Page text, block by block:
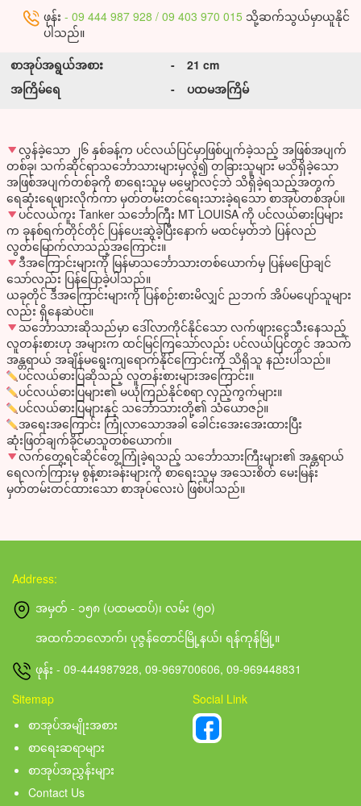
ဖုန်း- 09 444 987 928 / 09 403 970 015 သို့ဆက်သွယ်မှာယူနိုင်
ပါသည်။
စာအုပ်အရွယ်အစား
-
အကြိမ်ရေ
-
21 cm
ပထမအကြိမ်
လွန်ခဲ့သော ၂၆ နှစ်ခန့်က ပင်လယ်ပြင်မှာဖြစ်ပျက်ခဲ့သည့် အဖြစ်အပျက်
တစ်ခု၊ သက်ဆိုင်ရာသ‌‌င်္ဘောသားများမှလွဲ၍ တခြားသူများ မသိရှိခဲ့သော
အဖြစ်အပျက်တစ်ခုကို စာရေးသူမှ မမျှော်လင့်ဘဲ သိရှိခဲ့ရသည့်အတွက်
ရေဆုံးရေဖျားလိုက်ကာ မှတ်တမ်းတင်ရေးသားခဲ့ရသော စာအုပ်တစ်အုပ်။
ပင်လယ်ကူး Tanker သင်္ဘောကြီး MT LOUISA ကို ပင်လယ်ဓားပြများ
က ခုနစ်ရက်တိုင်တိုင် ပြန်ပေးဆွဲခဲ့ပြီးနောက် မထင်မှတ်ဘဲ ပြန်လည်
လွတ်မြောက်လာသည့်အကြောင်း။
ဒီအကြောင်းများကို မြန်မာသင်္ဘောသားတစ်ယောက်မှ ပြန်မပြောချင်
သော်လည်း ပြန်ပြောခဲ့ပါသည်။
ယခုတိုင် ဒီအကြောင်းများကို ပြန်စဉ်းစားမိလျှင် ညဘက် အိပ်မပျော်သူများ
လည်း ရှိနေဆဲပင်။
သင်္ဘောသားဆိုသည်မှာ ဒေါ်လာကိုင်နိုင်သော လက်ဖျားငွေသီးနေသည့်
လူတန်းစားဟု အများက ထင်မြင်ကြသော်လည်း ပင်လယ်ပြင်တွင် အသက်
အန္တရာယ် အချိန်မရွေးကျရောက်နိုင်‌ကြောင်းကို သိရှိသူ နည်းပါသည်။
ပင်လယ်ဓားပြဆိုသည့် လူတန်းစားများအကြောင်း။
ပင်လယ်ဓားပြများ၏ မယုံကြည်နိုင်စရာ လှည့်ကွက်များ။
ပင်လယ်ဓားပြများနှင့် သင်္ဘောသားတို့၏ သံယောဇဉ်။
အရေးအကြောင်း ကြုံလာသောအခါ ခေါင်းအေးအေးထားပြီး
ဆုံးဖြတ်ချက်ခိုင်မာသူတစ်ယောက်။
လက်တွေ့ရင်ဆိုင်တွေ့ကြုံခဲ့ရသည့် သင်္ဘောသားကြီးများ၏ အန္တရာယ်
ရေလက်ကြားမှ စွန့်စားခန်းများကို စာရေးသူမှ အသေးစိတ် မေးမြန်း
မှတ်တမ်းတင်ထားသော စာအုပ်လေးပဲ ဖြစ်ပါသည်။
Address:
အမှတ် - ၁၅၈ (ပထမထပ်)၊ လမ်း (၅၀)
အထက်ဘလောက်၊ ပုဇွန်တောင်မြို့နယ်၊ ရန်ကုန်မြို့။
ဖုန်း - 09-444987928, 09-969700606, 09-969448831
Sitemap
စာအုပ်အမျိုးအစား
စာရေးဆရာများ
စာအုပ်အညွှန်းများ
Contact Us
Social Link